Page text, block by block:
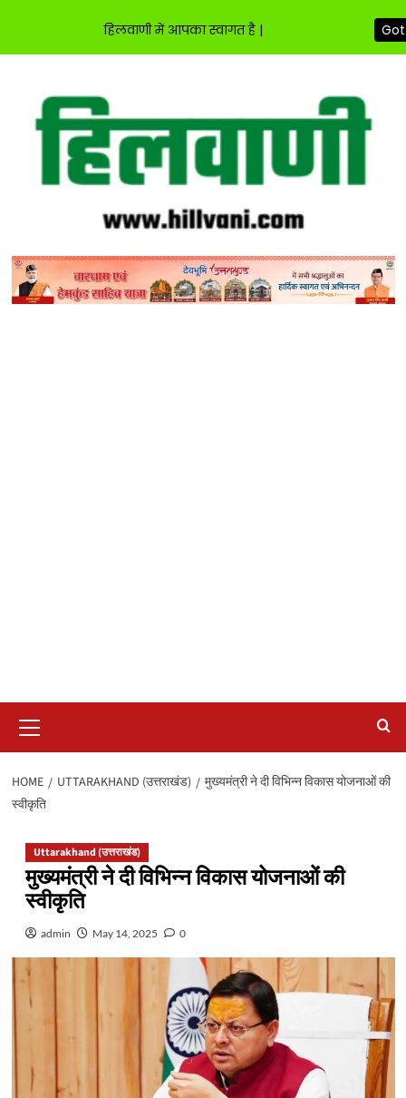
content
Menu
HOME UTTARAKHAND (उत्तराखंड)
मुख्यमंत्री ने दी विभिन्न विकास योजनाओं की
स्वीकृति
Uttarakhand (उत्तराखंड)
मुख्यमंत्री ने दी विभिन्न विकास योजनाओं की
स्वीकृति
admin May 14, 2025 0
हिलवाणी में आपका स्वागत है |